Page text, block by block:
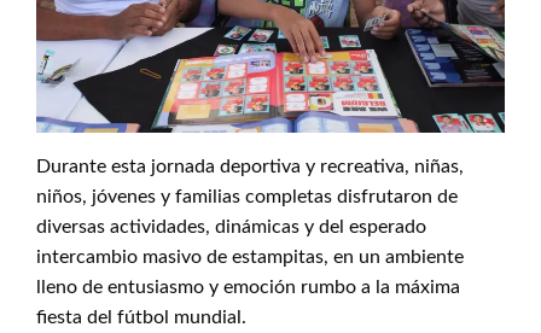
Durante esta jornada deportiva y recreativa, niñas,
niños, jóvenes y familias completas disfrutaron de
diversas actividades, dinámicas y del esperado
intercambio masivo de estampitas, en un ambiente
lleno de entusiasmo y emoción rumbo a la máxima
fiesta del fútbol mundial.